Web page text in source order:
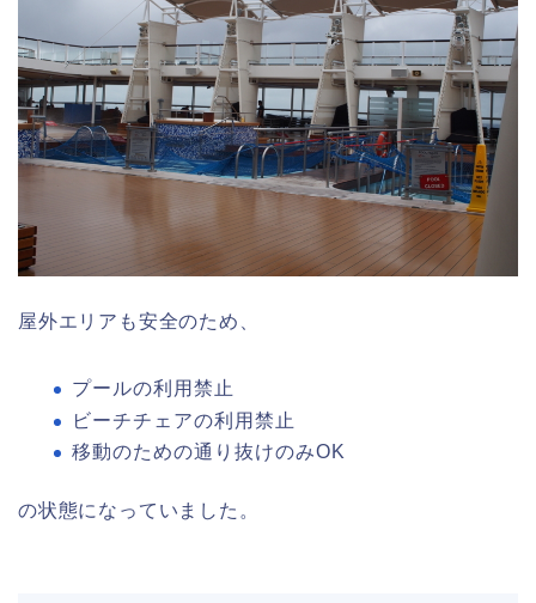
屋外エリアも安全のため、
プールの利用禁止
ビーチチェアの利用禁止
移動のための通り抜けのみOK
の状態になっていました。